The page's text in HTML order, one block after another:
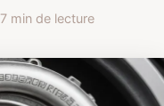
7 min de lecture